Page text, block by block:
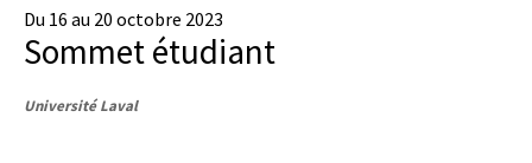
Du 16 au 20 octobre 2023
Sommet étudiant
Université Laval